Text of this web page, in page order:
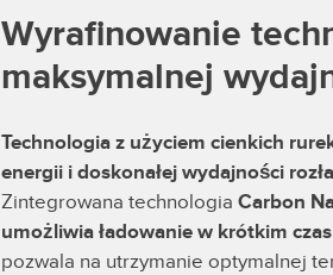
Wyrafinowanie
maksymalnej
Technologia z użyciem cienkich
energii i doskonałej wydajności
Zintegrowana technologia Carbon
umożliwia ładowanie w krótkim
pozwala na utrzymanie optymalnej